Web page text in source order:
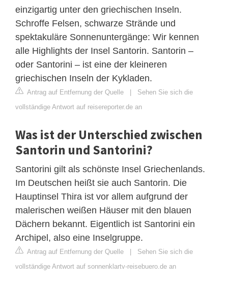
einzigartig unter den griechischen Inseln.
Schroffe Felsen, schwarze Strände und
spektakuläre Sonnenuntergänge: Wir kennen
alle Highlights der Insel Santorin. Santorin –
oder Santorini – ist eine der kleineren
griechischen Inseln der Kykladen.
Antrag auf Entfernung der Quelle | Sehen Sie sich die
vollständige Antwort auf reisereporter.de an
Was ist der Unterschied zwischen
Santorin und Santorini?
Santorini gilt als schönste Insel Griechenlands.
Im Deutschen heißt sie auch Santorin. Die
Hauptinsel Thira ist vor allem aufgrund der
malerischen weißen Häuser mit den blauen
Dächern bekannt. Eigentlich ist Santorini ein
Archipel, also eine Inselgruppe.
Antrag auf Entfernung der Quelle | Sehen Sie sich die
vollständige Antwort auf sonnenklartv-reisebuero.de an